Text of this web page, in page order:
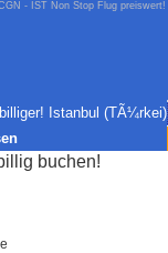
- IST Non Stop Flug preiswert!
Istanbul (TÃ¼rkei)